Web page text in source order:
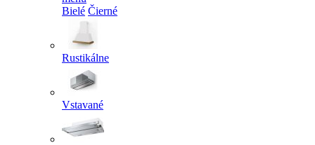
Bielé Čierné
Rustikálne
Vstavané